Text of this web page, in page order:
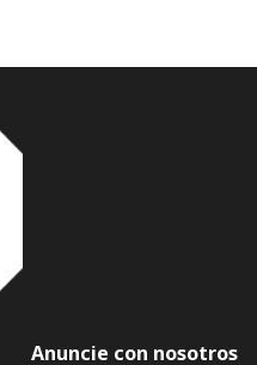
Anuncie con nosotros